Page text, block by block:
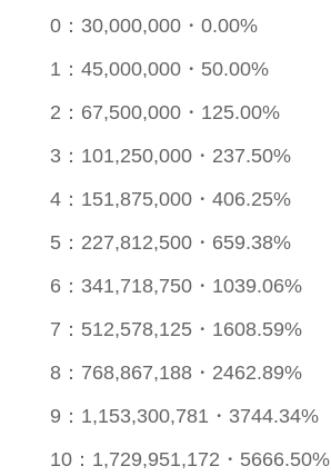
0：30,000,000・0.00%
1：45,000,000・50.00%
2：67,500,000・125.00%
3：101,250,000・237.50%
4：151,875,000・406.25%
5：227,812,500・659.38%
6：341,718,750・1039.06%
7：512,578,125・1608.59%
8：768,867,188・2462.89%
9：1,153,300,781・3744.34%
10：1,729,951,172・5666.50%